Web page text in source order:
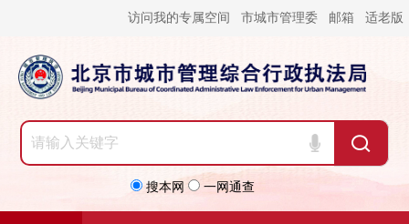
访问我的专属空间 市城市管理委 邮箱 适老版
搜本网 一网通查